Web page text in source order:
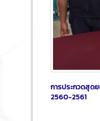
การประกวดสุด
2560-2561